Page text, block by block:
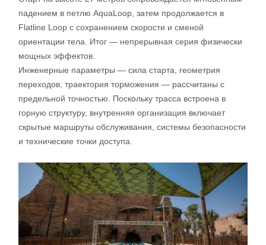
падением в петлю AquaLoop, затем продолжается в
Flatline Loop с сохранением скорости и сменой
ориентации тела. Итог — непрерывная серия физически
мощных эффектов.
Инженерные параметры — сила старта, геометрия
переходов, траектория торможения — рассчитаны с
предельной точностью. Поскольку трасса встроена в
горную структуру, внутренняя организация включает
скрытые маршруты обслуживания, системы безопасности
и технические точки доступа.